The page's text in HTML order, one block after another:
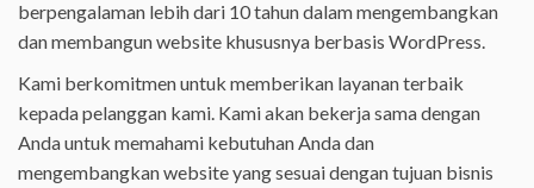
berpengalaman lebih dari 10 tahun dalam mengembangkan
dan membangun website khususnya berbasis WordPress.
Kami berkomitmen untuk memberikan layanan terbaik
kepada pelanggan kami. Kami akan bekerja sama dengan
Anda untuk memahami kebutuhan Anda dan
mengembangkan website yang sesuai dengan tujuan bisnis